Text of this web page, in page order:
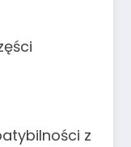
z